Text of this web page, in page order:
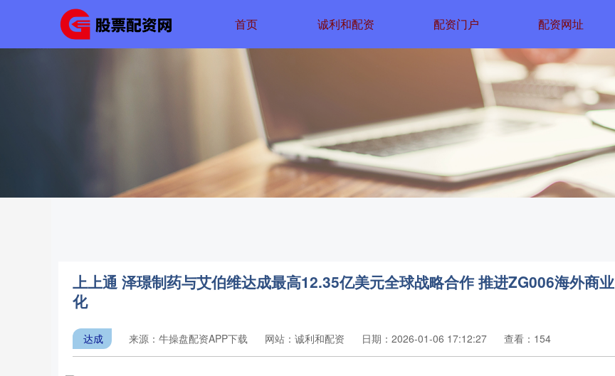
首页 诚利和配资 配资门户 配资网址
上上通 泽璟制药与艾伯维达成最高12.35亿美元全球战略合作 推进ZG006海外商业
化
达成 来源：牛操盘配资APP下载 网站：诚利和配资 日期：2026-01-06 17:12:27 查看：154